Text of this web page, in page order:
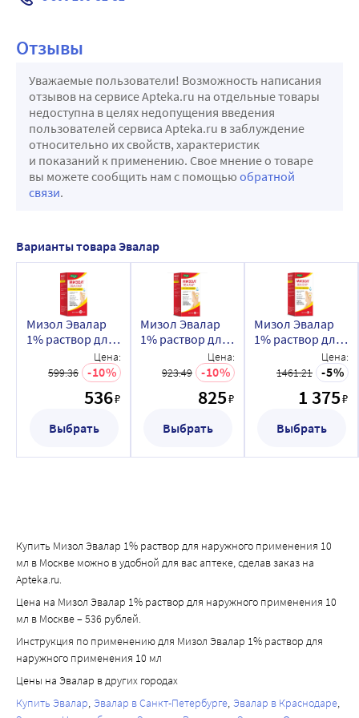
Отзывы
Уважаемые пользователи! Возможность написания
отзывов на сервисе Apteka.ru на отдельные товары
недоступна в целях недопущения введения
пользователей сервиса Apteka.ru в заблуждение
относительно их свойств, характеристик
и показаний к применению. Свое мнение о товаре
вы можете сообщить нам с помощью обратной
связи.
Варианты товара Эвалар
Мизол Эвалар
1% раствор для
применения 10
Цена:
599.36
10
536₽
Выбрать
Мизол Эвалар
1% раствор для
применения 20
Цена:
923.49
10
825₽
Выбрать
Мизол Эвалар
1% раствор для
применения 50
Цена:
1461.21
5
1 375₽
Выбрать
Купить Мизол Эвалар 1% раствор для наружного применения 10
мл в Москве можно в удобной для вас аптеке, сделав заказ на
Apteka.ru.
Цена на Мизол Эвалар 1% раствор для наружного применения 10
мл в Москве – 536 рублей.
Инструкция по применению для Мизол Эвалар 1% раствор для
наружного применения 10 мл
Цены на Эвалар в других городах
Купить Эвалар Эвалар в Санкт-Петербурге Эвалар в Краснодаре